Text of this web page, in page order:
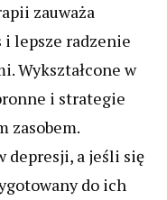
zauważa
i lepsze radzenie
Wykształcone w
i strategie
zasobem.
depresji, a jeśli się
do ich